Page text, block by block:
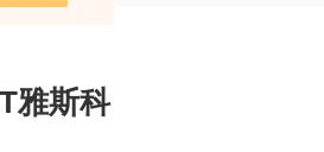
雅斯科